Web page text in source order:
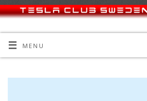
MENU